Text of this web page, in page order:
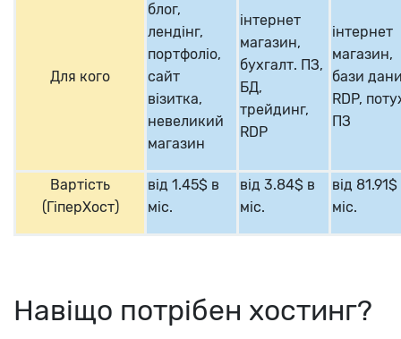
Для кого
блог,
лендінг,
портфоліо,
сайт
візитка,
невеликий
магазин
інтернет
магазин,
бухгалт. ПЗ,
БД,
трейдинг,
RDP
інтернет
магазин,
бази
RDP,
ПЗ
Вартість
(ГіперХост)
від 1.45$ в
міс.
від 3.84$ в
міс.
від 81.91$
міс.
Навіщо потрібен хостинг?